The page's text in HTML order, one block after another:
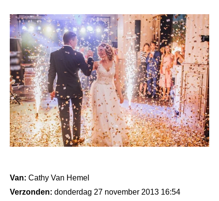
Van: Cathy Van Hemel
Verzonden: donderdag 27 november 2013 16:54